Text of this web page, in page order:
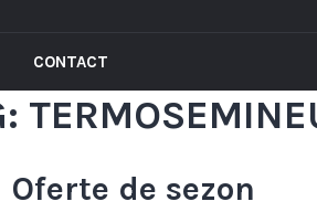
CONTACT
Oferte de sezon